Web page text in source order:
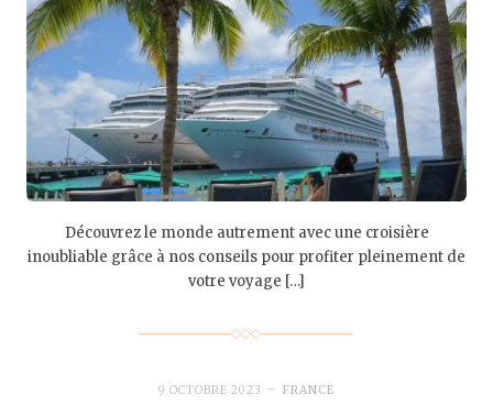
Découvrez le monde autrement avec une croisière
inoubliable grâce à nos conseils pour profiter pleinement de
votre voyage […]
9 OCTOBRE 2023 FRANCE